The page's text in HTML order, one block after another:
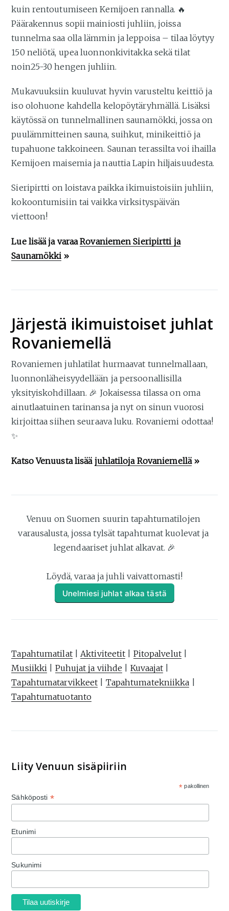
kuin rentoutumiseen Kemijoen rannalla. 🔥
Päärakennus sopii mainiosti juhliin, joissa
tunnelma saa olla lämmin ja leppoisa – tilaa löytyy
150 neliötä, upea luonnonkivitakka sekä tilat
noin25-30 hengen juhliin.
Mukavuuksiin kuuluvat hyvin varusteltu keittiö ja
iso olohuone kahdella kelopöytäryhmällä. Lisäksi
käytössä on tunnelmallinen saunamökki, jossa on
puulämmitteinen sauna, suihkut, minikeittiö ja
tupahuone takkoineen. Saunan terassilta voi ihailla
Kemijoen maisemia ja nauttia Lapin hiljaisuudesta.
Sieripirtti on loistava paikka ikimuistoisiin juhliin,
kokoontumisiin tai vaikka virksityspäivän
viettoon!
Lue lisää ja varaaRovaniemen Sieripirtti ja
Saunamökki »
Järjestä ikimuistoiset juhlat
Rovaniemellä
Rovaniemen juhlatilat hurmaavat tunnelmallaan,
luonnonläheisyydellään ja persoonallisilla
yksityiskohdillaan. 🎉 Jokaisessa tilassa on oma
ainutlaatuinen tarinansa ja nyt on sinun vuorosi
kirjoittaa siihen seuraava luku. Rovaniemi odottaa!
✨
Katso Venuusta lisää juhlatiloja Rovaniemellä»
Venuu on Suomen suurin tapahtumatilojen
varausalusta, jossa tylsät tapahtumat kuolevat ja
legendaariset juhlat alkavat. 🎉
Löydä, varaa ja juhli vaivattomasti!
Unelmiesi juhlat alkaa tästä
Tapahtumatilat| Aktiviteetit Pitopalvelut|
Musiikki
Puhujat ja viihde Kuvaajat
Tapahtumatarvikkeet
Tapahtumatekniikka
Tapahtumatuotanto
Liity Venuun sisäpiiriin
* pakollinen
Sähköposti *
Etunimi
Sukunimi